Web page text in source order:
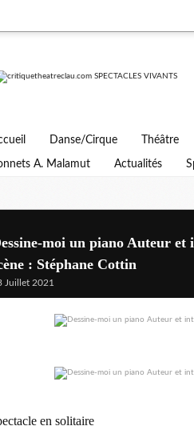
Danse/Cirque Théâtre
A. Malamut Actualités
moi un piano Auteur
: Stéphane Cottin
Juillet 2021
en solitaire